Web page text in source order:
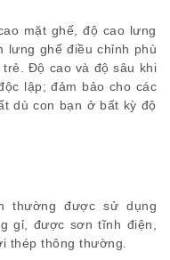
mặt ghế, độ cao lưng
lưng ghế điều chỉnh phù
Độ cao và độ sâu khi
lập; đảm bảo cho các
dù con bạn ở bất kỳ độ
thường được sử dụng
gỉ, được sơn tĩnh điện,
thép thông thường.